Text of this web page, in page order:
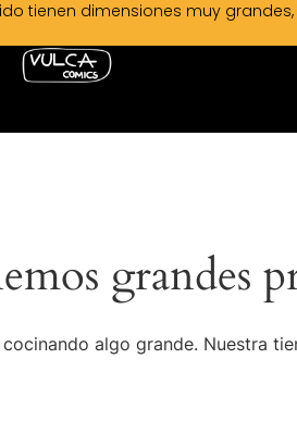
tienen dimensiones muy
grandes
cocinando algo grande. Nuestra